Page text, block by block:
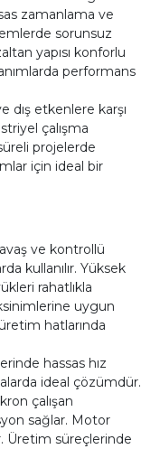
zamanlama ve
sorunsuz
yapısı konforlu
performans
dış etkenlere karşı
çalışma
projelerde
için ideal bir
ve kontrollü
kullanılır. Yüksek
rahatlıkla
uygun
hatlarında
hassas hız
ideal çözümdür.
çalışan
sağlar. Motor
Üretim süreçlerinde